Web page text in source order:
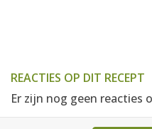
REACTIES OP DIT RECEPT
Er zijn nog geen reacties